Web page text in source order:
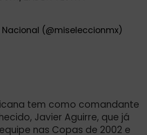
(@miseleccionmx)
tem como comandante
Javier Aguirre, que já
nas Copas de 2002 e